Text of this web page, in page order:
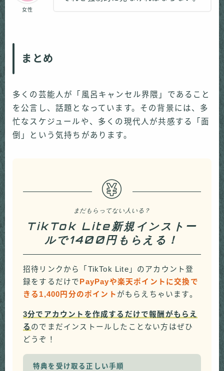
女性
まとめ
多くの芸能人が「風呂キャンセル界隈」であること
を公言し、話題となっています。その背景には、多
忙なスケジュールや、多くの現代人が共感する「面
倒」という気持ちがあります。
まだもらってない人いる？
TikTok Lite新規インストー
ルで1400円もらえる！
招待リンクから「TikTok Lite」のアカウント登
録をするだけでPayPayや楽天ポイントに交換で
きる1,400円分のポイント がもらえちゃいます。
3分でアカウントを作成するだけで報酬がもらえ
る のでまだインストールしたことない方はぜひ
どうぞ！
特典を受け取る正しい手順